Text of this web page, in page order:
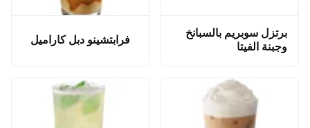
برتزل سوبريم بالسبانخ
وجبنة الفيتا
فرابتشينو دبل كاراميل